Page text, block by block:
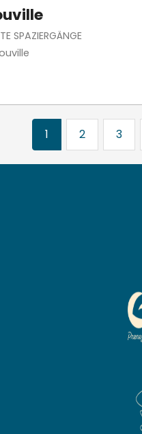
SPAZIERGÄNGE
1 2 3